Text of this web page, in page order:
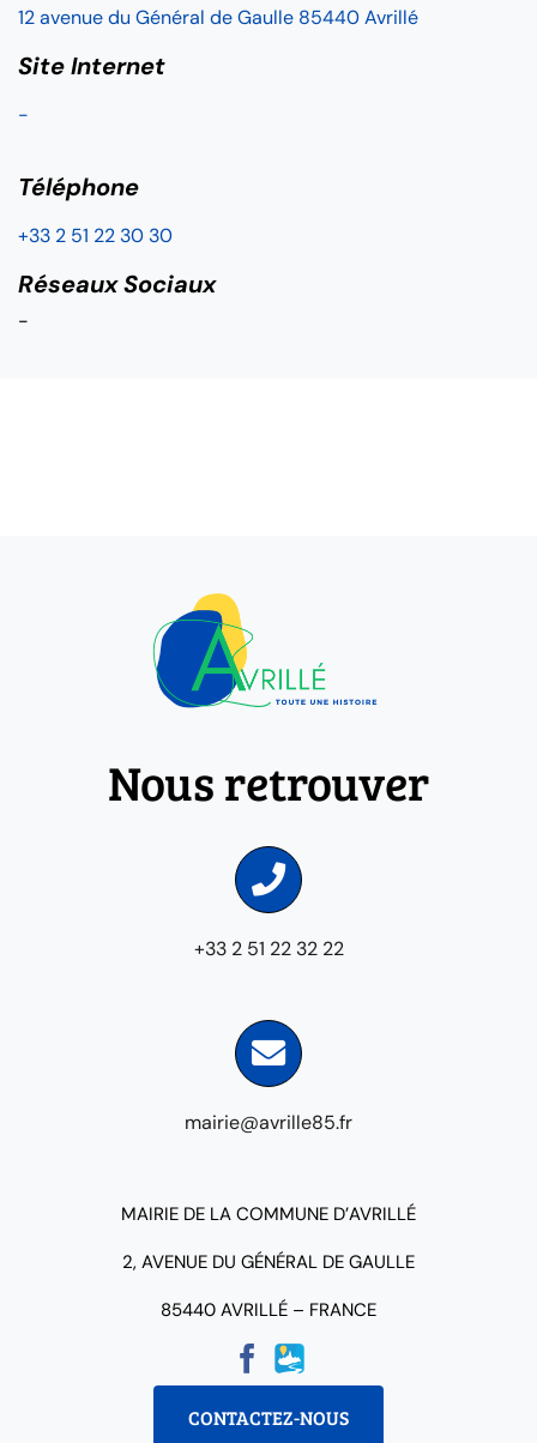
12 avenue du Général de Gaulle 85440 Avrillé
Site Internet
-
Téléphone
+33 2 51 22 30 30
Réseaux Sociaux
-
Nous retrouver
+33 2 51 22 32 22
mairie@avrille85.fr
MAIRIE DE LA COMMUNE D’AVRILLÉ
2, AVENUE DU GÉNÉRAL DE GAULLE
85440 AVRILLÉ – FRANCE
CONTACTEZ-NOUS